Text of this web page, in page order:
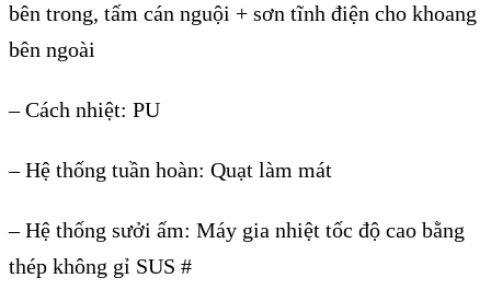
bên trong, tấm cán nguội + sơn tĩnh điện cho khoang
bên ngoài
– Cách nhiệt: PU
–Hệ thống tuần hoàn: Quạt làm mát
– Hệ thống sưởi ấm: Máy gia nhiệt tốc độ cao bằng
thép không gỉ SUS #